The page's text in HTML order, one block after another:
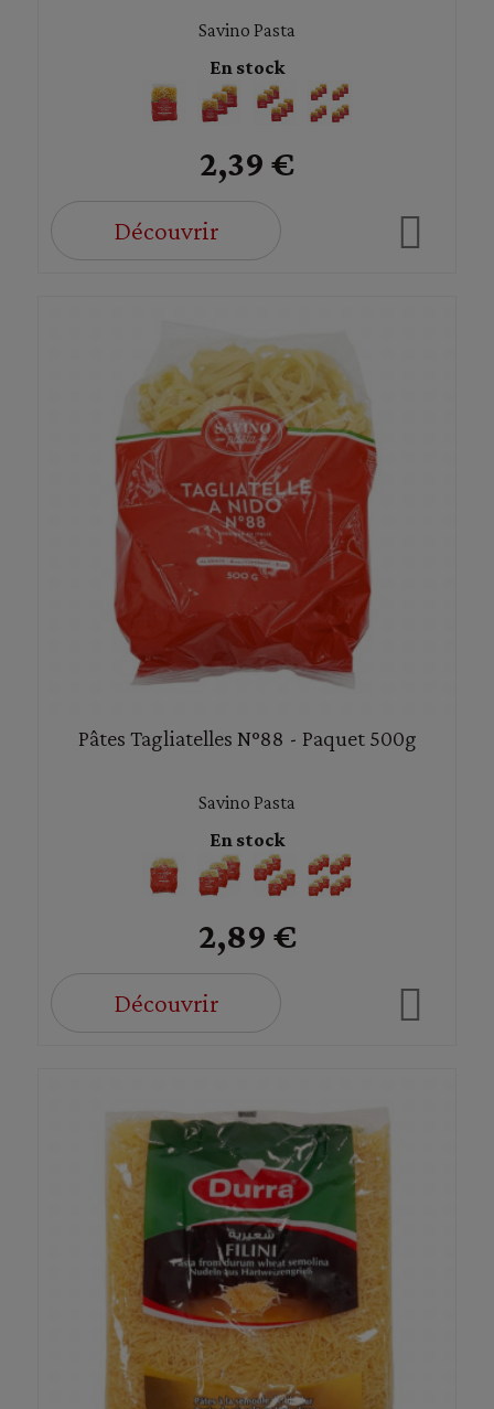
Savino Pasta
En stock
2,39 €
Découvrir
Pâtes Tagliatelles N°88 - Paquet 500g
Savino Pasta
En stock
2,89 €
Découvrir